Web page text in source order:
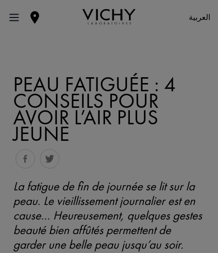
العربية
PEAU FATIGUÉE : 4
CONSEILS POUR
AVOIR L’AIR PLUS
JEUNE
La fatigue de fin de journée se lit sur la
peau. Le vieillissement journalier est en
cause… Heureusement, quelques gestes
beauté bien affûtés permettent de
garder une belle peau jusqu’au soir.